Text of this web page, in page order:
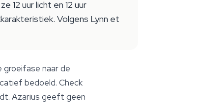
12 uur licht en 12 uur
Volgens Lynn et
groeifase naar de
bedoeld. Check
Azarius geeft geen